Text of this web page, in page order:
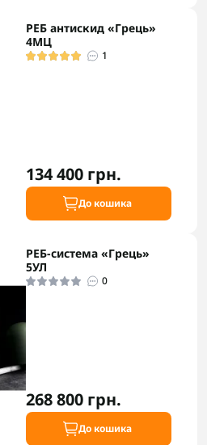
РЕБ антискид «Грець»
4МЦ
1
134 400 грн.
До кошика
РЕБ-система «Грець»
5УЛ
0
268 800 грн.
До кошика